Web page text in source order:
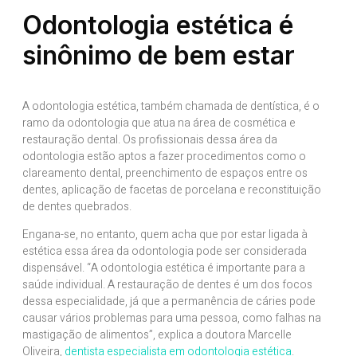
Odontologia estética é
sinônimo de bem estar
A odontologia estética, também chamada de dentística, é o
ramo da odontologia que atua na área de cosmética e
restauração dental. Os profissionais dessa área da
odontologia estão aptos a fazer procedimentos como o
clareamento dental, preenchimento de espaços entre os
dentes, aplicação de facetas de porcelana e reconstituição
de dentes quebrados.
Engana-se, no entanto, quem acha que por estar ligada à
estética essa área da odontologia pode ser considerada
dispensável. “A odontologia estética é importante para a
saúde individual. A restauração de dentes é um dos focos
dessa especialidade, já que a permanência de cáries pode
causar vários problemas para uma pessoa, como falhas na
mastigação de alimentos”, explica a doutora Marcelle
Oliveira, dentista especialista em odontologia estética.